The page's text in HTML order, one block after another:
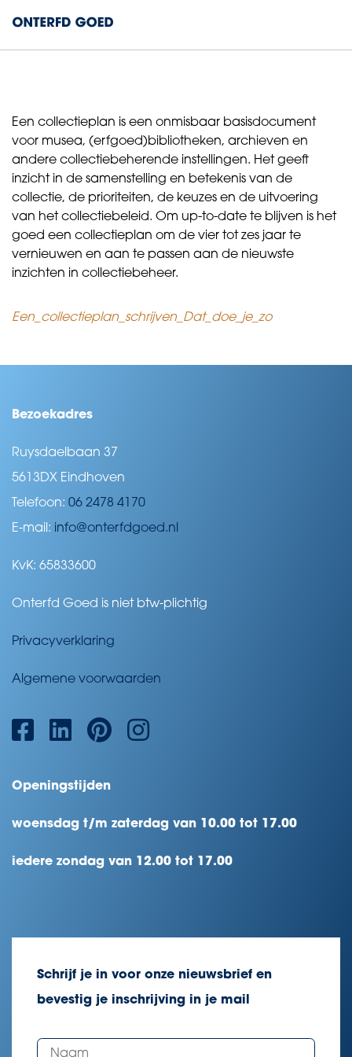
Een collectieplan is een onmisbaar basisdocument
voor musea, (erfgoed)bibliotheken, archieven en
andere collectiebeherende instellingen. Het geeft
inzicht in de samenstelling en betekenis van de
collectie, de prioriteiten, de keuzes en de uitvoering
van het collectiebeleid. Om up-to-date te blijven is het
goed een collectieplan om de vier tot zes jaar te
vernieuwen en aan te passen aan de nieuwste
inzichten in collectiebeheer.
Een_collectieplan_schrijven_Dat_doe_je_zo
Bezoekadres
Ruysdaelbaan 37
5613DX Eindhoven
Telefoon: 06 2478 4170
E-mail: info@onterfdgoed.nl
KvK: 65833600
Onterfd Goed is niet btw-plichtig
Privacyverklaring
Algemene voorwaarden
Openingstijden
woensdag t/m zaterdag van 10.00 tot 17.00
iedere zondag van 12.00 tot 17.00
Schrijf je in voor onze nieuwsbrief en
bevestig je inschrijving in je mail